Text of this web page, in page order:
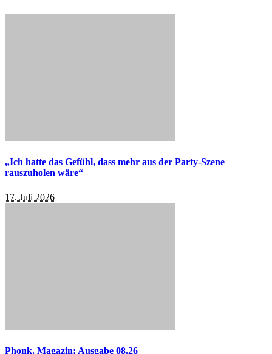
„Ich hatte das Gefühl, dass mehr aus der Party-Szene
rauszuholen wäre“
17. Juli 2026
Phonk. Magazin: Ausgabe 08.26